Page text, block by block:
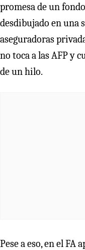
promesa de un
desdibujado en una
aseguradoras
no toca a las AFP y
de un hilo.
Pese a eso, en el FA